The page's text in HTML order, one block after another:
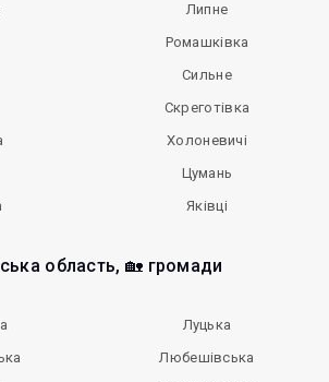
Липне
Ромашківка
Сильне
Скреготівка
Холоневичі
Цумань
Яківці
область, 🏡 громади
Луцька
Любешівська